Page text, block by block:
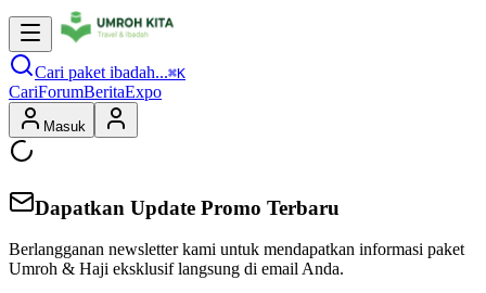
Cari paket ibadah...⌘K
CariForumBeritaExpo
Masuk
Dapatkan Update Promo Terbaru
Berlangganan newsletter kami untuk mendapatkan informasi paket
Umroh & Haji eksklusif langsung di email Anda.